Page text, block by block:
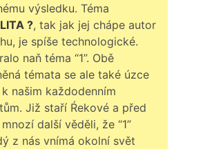
výsledku. Téma
?, tak jak jej chápe autor
je spíše technologické.
naň téma “1”. Obě
témata se ale také úzce
našim každodenním
Již staří Ŕekové a před
další věděli, že “1”
z nás vnímá okolní svět